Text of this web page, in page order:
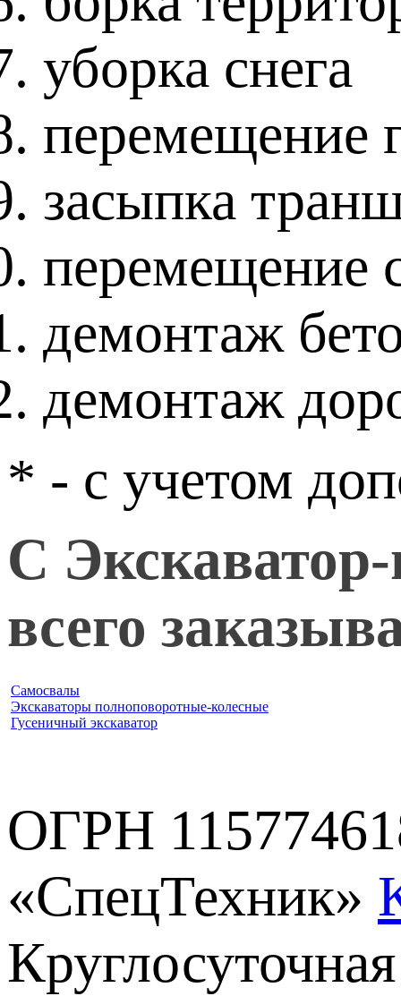
уборка снега
перемещение
засыпка
перемещение
демонтаж
демонтаж
* - с учетом
С
всего
Самосвалы
Экскаваторы полноповоротные-колесные
Гусеничный экскаватор
ОГРН
«СпецТехник»